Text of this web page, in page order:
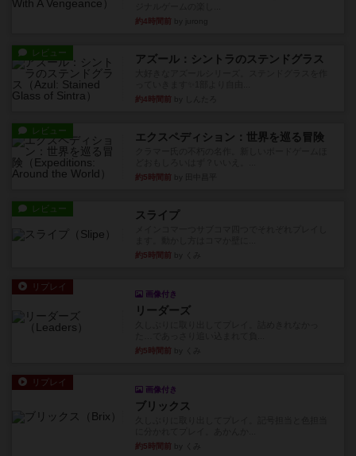
約4時間前
レビュー アズール：シントラのステンドグラス
約4時間前
レビュー エクスペディション：世界を巡る冒険
約5時間前
レビュー スライプ
約5時間前
リプレイ
画像付き
リーダーズ
約5時間前
リプレイ
画像付き
ブリックス
約5時間前